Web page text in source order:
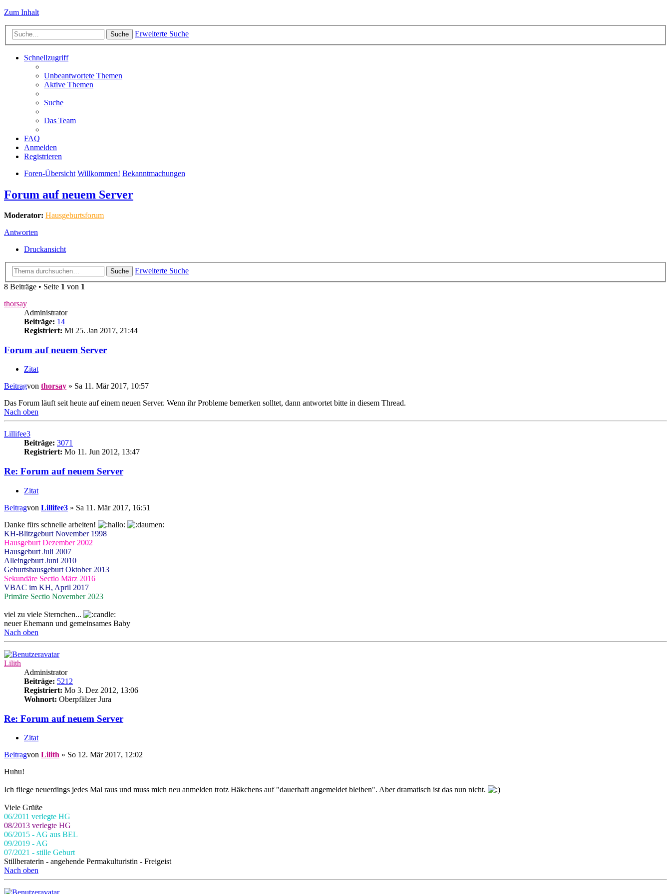
Zum Inhalt
Suche Erweiterte Suche
Schnellzugriff
Unbeantwortete Themen
Aktive Themen
Suche
Das Team
FAQ
Anmelden
Registrieren
Foren-Übersicht Willkommen! Bekanntmachungen
Forum auf neuem Server
Moderator: Hausgeburtsforum
Antworten
Druckansicht
Suche
Erweiterte Suche
8 Beiträge • Seite 1 von 1
thorsay
Administrator
Beiträge: 14
Registriert: Mi 25. Jan 2017, 21:44
Forum auf neuem Server
Zitat
Beitragvon thorsay » Sa 11. Mär 2017, 10:57
Das Forum läuft seit heute auf einem neuen Server. Wenn ihr Probleme bemerken solltet, dann antwortet bitte in diesem Thread.
Nach oben
Lillifee3
Beiträge: 3071
Registriert: Mo 11. Jun 2012, 13:47
Re: Forum auf neuem Server
Zitat
Beitragvon Lillifee3 » Sa 11. Mär 2017, 16:51
Danke fürs schnelle arbeiten!
KH-Blitzgeburt November 1998
Hausgeburt Dezember 2002
Hausgeburt Juli 2007
Alleingeburt Juni 2010
Geburtshausgeburt Oktober 2013
Sekundäre Sectio März 2016
VBAC im KH, April 2017
Primäre Sectio November 2023
viel zu viele Sternchen...
neuer Ehemann und gemeinsames Baby
Nach oben
Lilith
Administrator
Beiträge: 5212
Registriert: Mo 3. Dez 2012, 13:06
Wohnort: Oberpfälzer Jura
Re: Forum auf neuem Server
Zitat
Beitragvon Lilith » So 12. Mär 2017, 12:02
Huhu!
Ich fliege neuerdings jedes Mal raus und muss mich neu anmelden trotz Häkchens auf "dauerhaft angemeldet bleiben". Aber dramatisch ist das nun nicht.
Viele Grüße
06/2011 verlegte HG
08/2013 verlegte HG
06/2015 - AG aus BEL
09/2019 - AG
07/2021 - stille Geburt
Stillberaterin - angehende Permakulturistin - Freigeist
Nach oben